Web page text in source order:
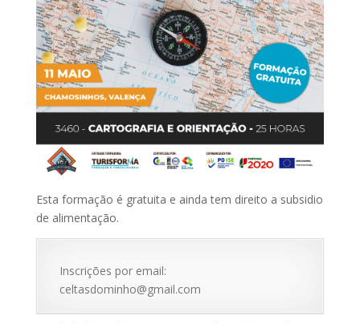
Esta formação é gratuita e ainda tem direito a subsidio
de alimentação.
Inscrições por email:
celtasdominho@gmail.com